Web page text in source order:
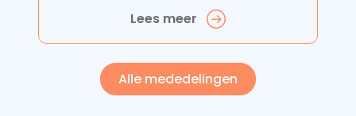
Lees meer
Alle mededelingen